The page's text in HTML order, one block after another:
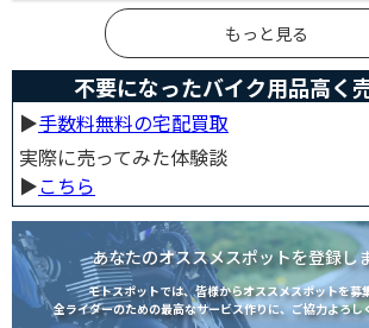
が、運転特性や駐車ルールは
前の確認が大切です。
もっと見る
不要になったバイク用品高く
▶︎手数料無料の宅配買取
実際に売ってみた体験談
▶︎こちら
あなたのオススメスポットを登録し
モトスポットでは、皆様からオススメスポットを募
全ライダーのための最高なサービス作りに、ご協力よろし